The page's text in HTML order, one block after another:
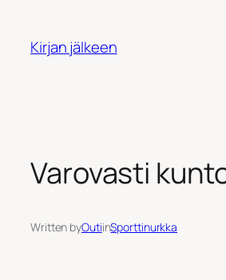
Kirjan jälkeen
Varovasti
Written byOutiinSporttinurkka